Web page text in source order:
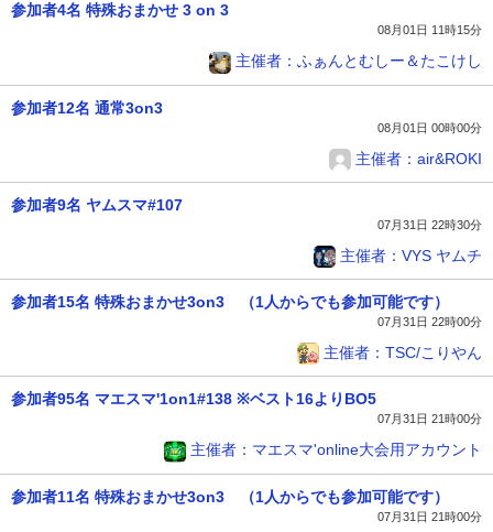
参加者4名 特殊おまかせ 3 on 3
08月01日 11時15分
主催者：ふぁんとむしー＆たこけし
参加者12名 通常3on3
08月01日 00時00分
主催者：air&ROKI
参加者9名 ヤムスマ#107
07月31日 22時30分
主催者：VYS ヤムチ
参加者15名 特殊おまかせ3on3 （1人からでも参加可能です）
07月31日 22時00分
主催者：TSC/こりやん
参加者95名 マエスマ'1on1#138 ※ベスト16よりBO5
07月31日 21時00分
主催者：マエスマ'online大会用アカウント
参加者11名 特殊おまかせ3on3 （1人からでも参加可能です）
07月31日 21時00分